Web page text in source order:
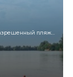
закрыли из-за роста бактерий